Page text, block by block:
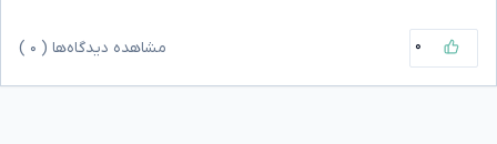
۰ مشاهده دیدگاه‌ها ( ۰